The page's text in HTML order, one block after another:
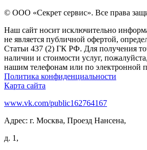
© ООО «Секрет сервис». Все права
Наш сайт носит исключительно
не является публичной офертой,
Статьи 437 (2) ГК РФ. Для получения
наличии и стоимости услуг,
нашим телефонам или по электронной
Политика конфиденциальности
Карта сайта
www.vk.com/public162764167
Адрес: г. Москва, Проезд Нансена,
д. 1,